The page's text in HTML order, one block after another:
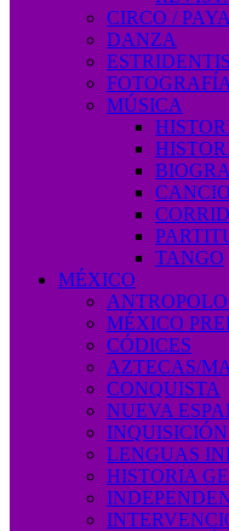
CIRCO /
DANZA
FOTOGRAFÍA
MÚSICA
TANGO
MÉXICO
MÉXICO
CÓDICES
AZTECAS/
CONQUISTA
NUEVA
LENGUAS
HISTORIA